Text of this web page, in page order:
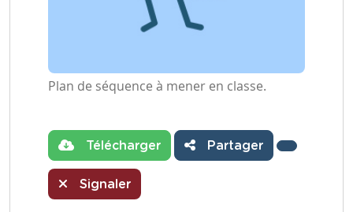
Plan de séquence à mener en classe.
Télécharger Partager
Signaler